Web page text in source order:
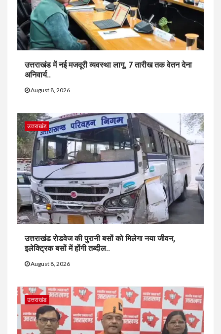
उत्तराखंड में नई मजदूरी व्यवस्था लागू, 7 तारीख तक वेतन देना
अनिवार्य..
August 8, 2026
उत्तराखंड
उत्तराखंड रोडवेज की पुरानी बसों को मिलेगा नया जीवन,
इलेक्ट्रिक बसों में होंगी तब्दील..
August 8, 2026
उत्तराखंड